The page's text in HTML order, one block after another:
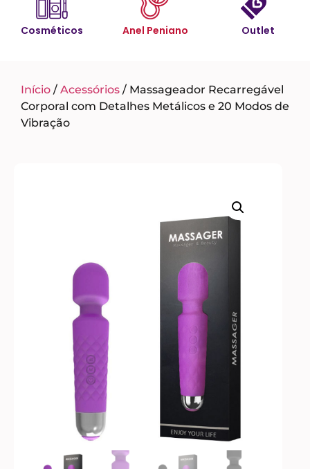
Cosméticos Anel Peniano Outlet
Início / Acessórios / Massageador Recarregável
Corporal com Detalhes Metálicos e 20 Modos de
Vibração